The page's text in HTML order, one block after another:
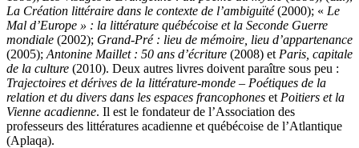
La Création littéraire dans le contexte de l’ambiguïté(2000); « Le
Mal d’Europe » : la littérature québécoise et la Seconde Guerre
mondiale (2002); Grand-Pré : lieu de mémoire, lieu d’appartenance
(2005); Antonine Maillet : 50 ans d’écriture (2008) et Paris, capitale
de la culture (2010). Deux autres livres doivent paraître sous peu :
Trajectoires et dérives de la littérature-monde – Poétiques de la
relation et du divers dans les espaces francophones et Poitiers et la
Vienne acadienne. Il est le fondateur de l’Association des
professeurs des littératures acadienne et québécoise de l’Atlantique
(Aplaqa).